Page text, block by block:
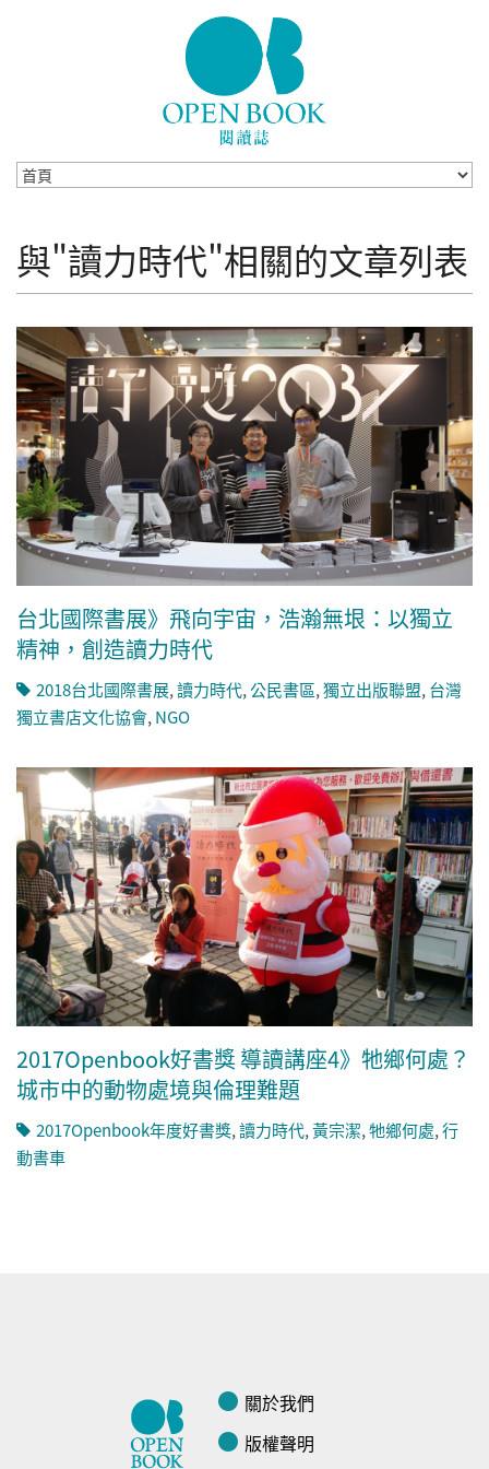
與"讀力時代"相關的文章列表
台北國際書展》飛向宇宙，浩瀚無垠：以獨立
精神，創造讀力時代
2018台北國際書展,讀力時代,公民書區,獨立出版聯盟,台灣
獨立書店文化協會,NGO
2017Openbook好書獎 導讀講座4》牠鄉何處？
城市中的動物處境與倫理難題
2017Openbook年度好書獎,讀力時代,黃宗潔,牠鄉何處,行
動書車
關於我們
版權聲明